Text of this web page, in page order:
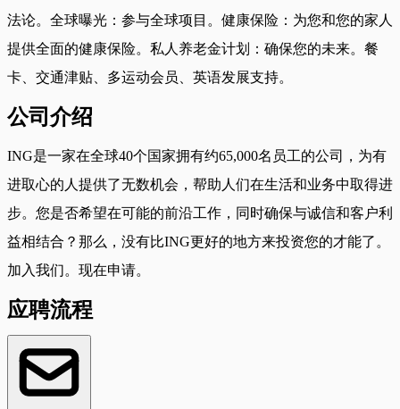
法论。全球曝光：参与全球项目。健康保险：为您和您的家人
提供全面的健康保险。私人养老金计划：确保您的未来。餐
卡、交通津贴、多运动会员、英语发展支持。
公司介绍
ING是一家在全球40个国家拥有约65,000名员工的公司，为有
进取心的人提供了无数机会，帮助人们在生活和业务中取得进
步。您是否希望在可能的前沿工作，同时确保与诚信和客户利
益相结合？那么，没有比ING更好的地方来投资您的才能了。
加入我们。现在申请。
应聘流程